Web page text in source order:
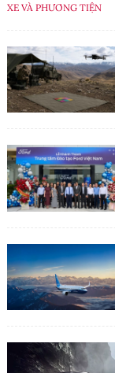
XE VÀ PHƯƠNG TIỆN